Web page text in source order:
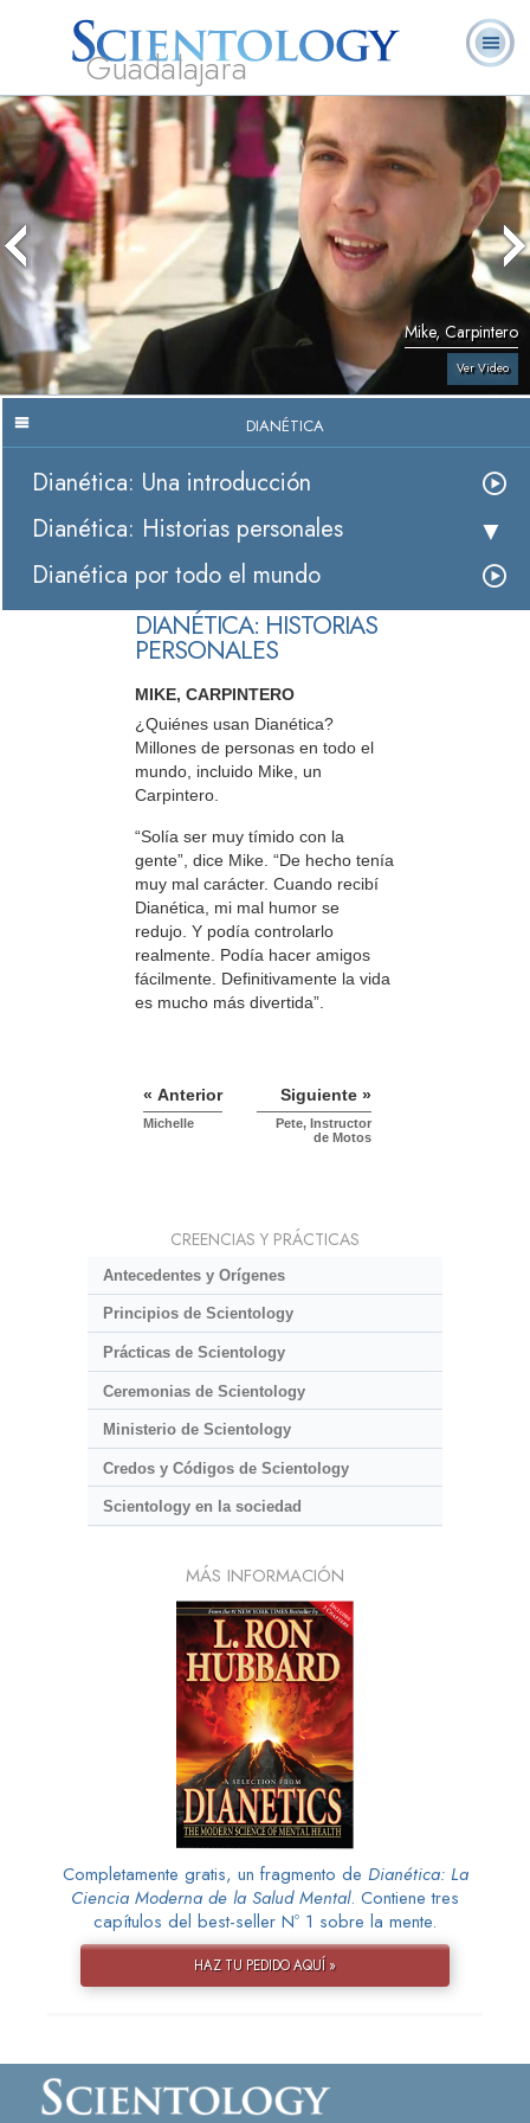
Guadalajara
L. Ronald
Hubbard
¿Qué es
Scientology?
Ministros
Voluntarios
Libros
Mike, Carpintero
Ver Video
DIANÉTICA
Dianética: Una introducción
Dianética: Historias personales
Dianética por todo el mundo
DIANÉTICA: HISTORIAS
PERSONALES
MIKE, CARPINTERO
¿Quiénes usan Dianética?
Millones de personas en todo el
mundo, incluido Mike, un
Carpintero.
“Solía ser muy tímido con la
gente”, dice Mike. “De hecho tenía
muy mal carácter. Cuando recibí
Dianética, mi mal humor se
redujo. Y podía controlarlo
realmente. Podía hacer amigos
fácilmente. Definitivamente la vida
es mucho más divertida”.
« Anterior
Michelle
Siguiente »
Pete, Instructor
de Motos
CREENCIAS Y PRÁCTICAS
Antecedentes y Orígenes
Principios de Scientology
Prácticas de Scientology
Ceremonias de Scientology
Ministerio de Scientology
Credos y Códigos de Scientology
Scientology en la sociedad
MÁS INFORMACIÓN
Completamente gratis, un fragmento de Dianética: La
Ciencia Moderna de la Salud Mental. Contiene tres
capítulos del best-seller Nº 1 sobre la mente.
HAZ TU PEDIDO AQUÍ »